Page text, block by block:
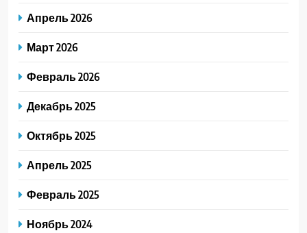
Апрель 2026
Март 2026
Февраль 2026
Декабрь 2025
Октябрь 2025
Апрель 2025
Февраль 2025
Ноябрь 2024